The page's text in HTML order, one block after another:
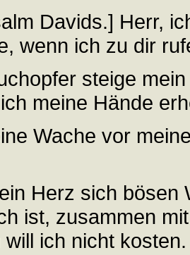
Davids.] Herr,
wenn ich zu dir
steige
meine Hände
Wache vor
Herz sich bösen
ist, zusammen
ich nicht kosten.